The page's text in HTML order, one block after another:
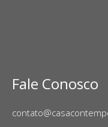
Fale Conosco